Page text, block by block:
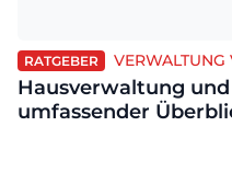
RATGEBER
Hausverwaltung
umfassender